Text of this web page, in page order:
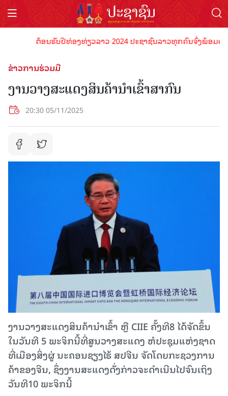
ຕ້ອນຮັບປີທ່ອງທ່ຽວລາວ 2024 ປະຊາຊົນລາວທຸກຄົນຈົ່ງພ້ອມເປັນ
ຂ່າວການຮ່ວມມື
ງານວາງສະແດງສິນຄ້ານຳເຂົ້າສາກົນ
20:30 05/11/2025
ງານວາງສະແດງສິນຄ້ານຳເຂົ້າ ຫຼື CIIE ຄັ້ງທີ8 ໄດ້ຈັດຂຶ້ນ
ໃນວັນທີ 5 ພະຈິກນີ້ທີ່ສູນວາງສະແດງ ຫໍປະຊຸມແຫ່ງຊາດ
ທີ່ເມືອງສິ່ງຜູ່ ນະຄອນຊຽງໄຮ້ ສປຈີນ ຈັດໂດຍກະຊວງການ
ຄ້າຂອງຈີນ, ຊຶ່ງງານສະແດງດັ່ງກ່າວຈະດຳເນີນໄປຈົນເຖິງ
ວັນທີ10 ພະຈິກນີ້